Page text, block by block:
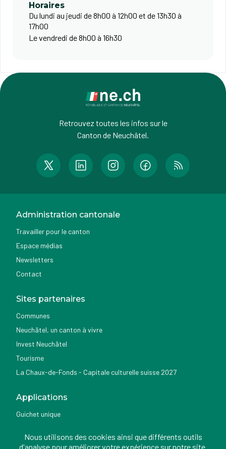
Horaires
Du lundi au jeudi de 8h00 à 12h00 et de 13h30 à
17h00
Le vendredi de 8h00 à 16h30
Retrouvez toutes les infos sur le
Canton de Neuchâtel.
Administration cantonale
Travailler pour le canton
Espace médias
Newsletters
Contact
Sites partenaires
Communes
Neuchâtel, un canton à vivre
Invest Neuchâtel
Tourisme
La Chaux-de-Fonds - Capitale culturelle suisse 2027
Applications
Guichet unique
Nemo news
Nous utilisons des cookies ainsi que différents outils
d'analyse pour améliorer votre expérience sur notre site.